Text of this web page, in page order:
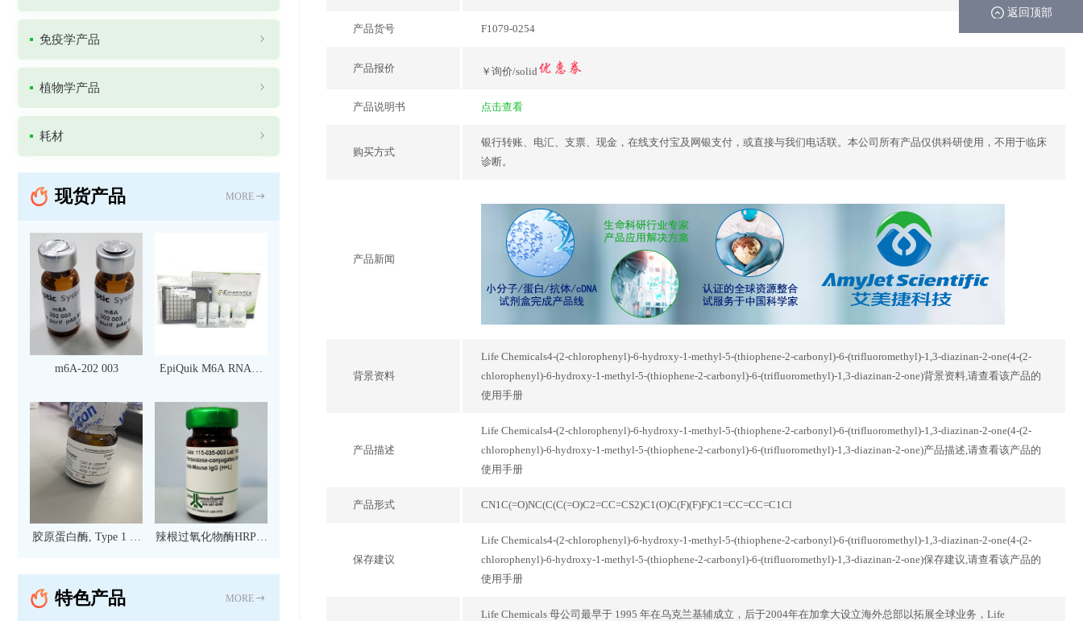
产品货号 F1079-0254
产品报价 ￥询价/solid
产品说明书 点击查看
购买方式
银行转账、电汇、支票、现金，在线支付宝及网银支付，或直接与我们电话联。本公司所有产品仅供科研使用，不用于临床
诊断。
产品新闻
背景资料
Life Chemicals4-(2-chlorophenyl)-6-hydroxy-1-methyl-5-(thiophene-2-carbonyl)-6-(trifluoromethyl)-1,3-diazinan-2-one(4-(2-
chlorophenyl)-6-hydroxy-1-methyl-5-(thiophene-2-carbonyl)-6-(trifluoromethyl)-1,3-diazinan-2-one)背景资料,请查看该产品的
使用手册
产品描述
Life Chemicals4-(2-chlorophenyl)-6-hydroxy-1-methyl-5-(thiophene-2-carbonyl)-6-(trifluoromethyl)-1,3-diazinan-2-one(4-(2-
chlorophenyl)-6-hydroxy-1-methyl-5-(thiophene-2-carbonyl)-6-(trifluoromethyl)-1,3-diazinan-2-one)产品描述,请查看该产品的
使用手册
产品形式 CN1C(=O)NC(C(C(=O)C2=CC=CS2)C1(O)C(F)(F)F)C1=CC=CC=C1Cl
保存建议
Life Chemicals4-(2-chlorophenyl)-6-hydroxy-1-methyl-5-(thiophene-2-carbonyl)-6-(trifluoromethyl)-1,3-diazinan-2-one(4-(2-
chlorophenyl)-6-hydroxy-1-methyl-5-(thiophene-2-carbonyl)-6-(trifluoromethyl)-1,3-diazinan-2-one)保存建议,请查看该产品的
使用手册
Life Chemicals 母公司最早于 1995 年在乌克兰基辅成立，后于2004年在加拿大设立海外总部以拓展全球业务，Life
免疫学产品
植物学产品
耗材
现货产品 MORE
m6A-202 003
EpiQuik M6A RNA甲
（比色法）（96 次）
胶原蛋白酶, Type 1 现
辣根过氧化物酶HRP标
IgG（H+L）二抗 现货
特色产品 MORE
返回顶部